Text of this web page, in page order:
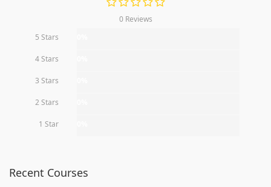
0 Reviews
5 Stars
4 Stars
3 Stars
2 Stars
1 Star
Recent Courses